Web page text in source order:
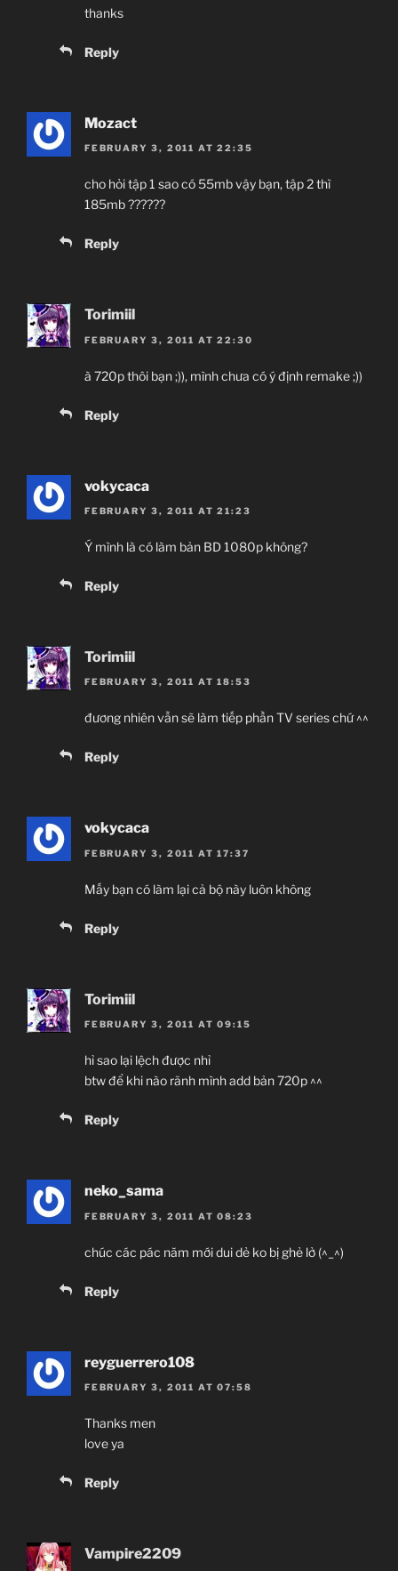
thanks
Reply
Mozact
FEBRUARY 3, 2011 AT 22:35
cho hỏi tập 1 sao có 55mb vậy bạn, tập 2 thì
185mb ??????
Reply
Torimiil
FEBRUARY 3, 2011 AT 22:30
à 720p thôi bạn ;)), mình chưa có ý định remake ;))
Reply
vokycaca
FEBRUARY 3, 2011 AT 21:23
Ý mình là có làm bản BD 1080p không?
Reply
Torimiil
FEBRUARY 3, 2011 AT 18:53
đương nhiên vẫn sẽ làm tiếp phần TV series chứ ^^
Reply
vokycaca
FEBRUARY 3, 2011 AT 17:37
Mấy bạn có làm lại cả bộ này luôn không
Reply
Torimiil
FEBRUARY 3, 2011 AT 09:15
hỉ sao lại lệch được nhỉ
btw để khi nào rãnh mình add bản 720p ^^
Reply
neko_sama
FEBRUARY 3, 2011 AT 08:23
chúc các pác năm mới dui dẻ ko bị ghẻ lở (^_^)
Reply
reyguerrero108
FEBRUARY 3, 2011 AT 07:58
Thanks men
love ya
Reply
Vampire2209